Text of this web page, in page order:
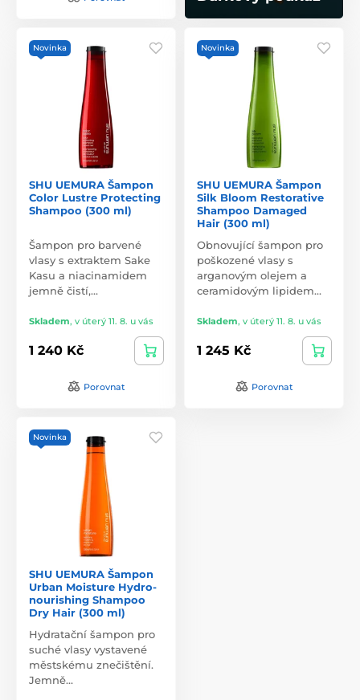
Novinka
SHU UEMURA Šampon
Color Lustre Protecting
Shampoo (300 ml)
Šampon pro barvené
vlasy s extraktem Sake
Kasu a niacinamidem
jemně čistí,…
Skladem, v úterý 11. 8. u vás
1 240 Kč
Porovnat
Novinka
SHU UEMURA Šampon
Silk Bloom Restorative
Shampoo Damaged
Hair (300 ml)
Obnovující šampon pro
poškozené vlasy s
arganovým olejem a
ceramidovým lipidem…
Skladem, v úterý 11. 8. u vás
1 245 Kč
Porovnat
Novinka
SHU UEMURA Šampon
Urban Moisture Hydro-
nourishing Shampoo
Dry Hair (300 ml)
Hydratační šampon pro
suché vlasy vystavené
městskému znečištění.
Jemně…